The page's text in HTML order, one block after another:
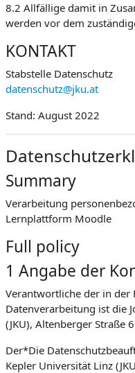
8.2 Allfällige damit in
werden vor dem
KONTAKT
Stabstelle Datenschutz
datenschutz@jku.at
Stand: August 2022
Summary
Verarbeitung
Lernplattform Moodle
Full policy
1 Angabe der
Verantwortliche der in der
Datenverarbeitung ist die
(JKU), Altenberger Straße
Der*Die
Kepler Universität Linz